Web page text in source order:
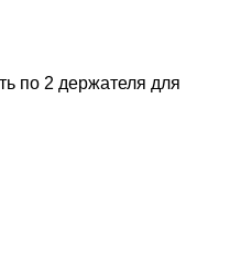
по 2 держателя для